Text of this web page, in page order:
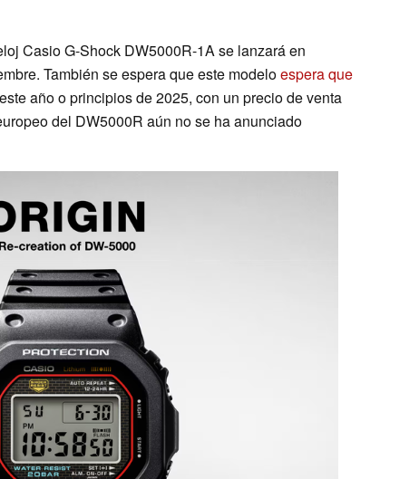
Casio G-Shock DW5000R-1A se lanzará en
También se espera que este modeloespera que
año o principios de 2025, con un precio de venta
del DW5000R aún no se ha anunciado